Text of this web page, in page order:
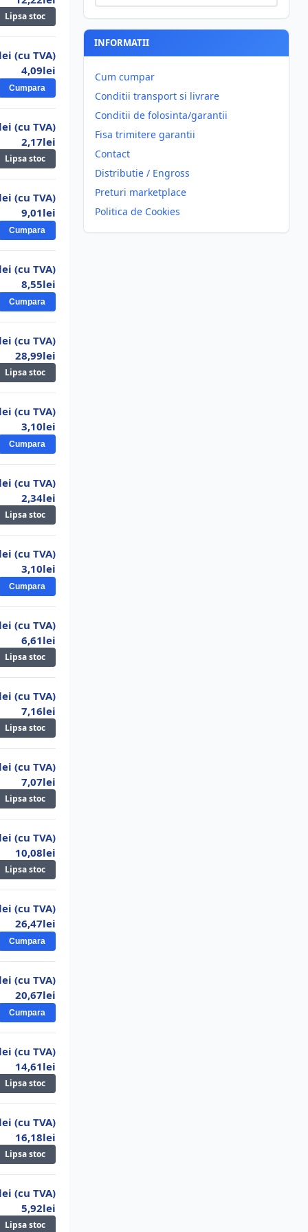
Lipsa stoc
(cu TVA)
4,09lei
Cumpara
(cu TVA)
2,17lei
Lipsa stoc
(cu TVA)
9,01lei
Cumpara
(cu TVA)
8,55lei
Cumpara
(cu TVA)
28,99lei
Lipsa stoc
(cu TVA)
3,10lei
Cumpara
(cu TVA)
2,34lei
Lipsa stoc
(cu TVA)
3,10lei
Cumpara
(cu TVA)
6,61lei
Lipsa stoc
(cu TVA)
7,16lei
Lipsa stoc
(cu TVA)
7,07lei
Lipsa stoc
(cu TVA)
10,08lei
Lipsa stoc
(cu TVA)
26,47lei
Cumpara
(cu TVA)
20,67lei
Cumpara
(cu TVA)
14,61lei
Lipsa stoc
(cu TVA)
16,18lei
Lipsa stoc
(cu TVA)
5,92lei
Lipsa stoc
11.
12.Set 2 acumulatori 2800ma PKCELL R6
13.Set 2 acumulatori 2000ma PKCELL R6
12,19lei
PKCELL
21,81lei
Set 2 acumulatori 1000ma PKCELL R3
8,00lei
INFORMATII
Cum cumpar
Conditii transport si livrare
Conditii de folosinta/garantii
Fisa trimitere garantii
Contact
Distributie / Engross
Preturi marketplace
Politica de Cookies